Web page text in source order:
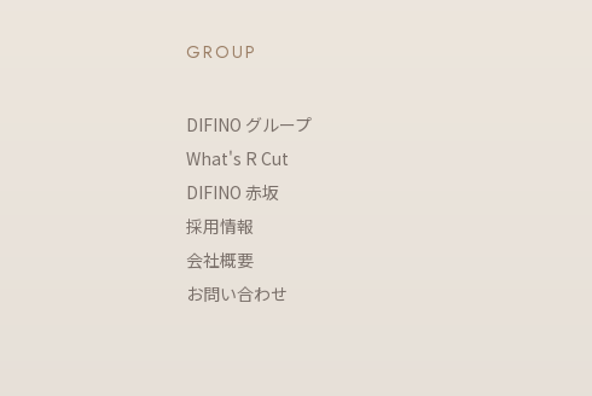
GROUP
DIFINO グループ
What's R Cut
DIFINO 赤坂
採用情報
会社概要
お問い合わせ